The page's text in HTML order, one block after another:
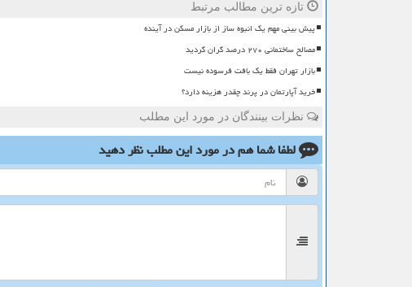
تازه ترین مطالب مرتبط
پیش بینی مهم یک انبوه ساز از بازار مسکن در آینده
مصالح ساختمانی ۲۷۰ درصد گران گردید
بازار تهران فقط یک بافت فرسوده نیست
خرید آپارتمان در پرند چقدر هزینه دارد؟
نظرات بینندگان در مورد این مطلب
لطفا شما همدر مورد این مطلبنظر دهید